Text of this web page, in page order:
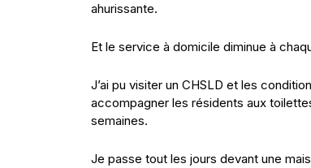
ahurissante.
Et le service à domicile diminue à
J’ai pu visiter un CHSLD et les
accompagner les résidents aux
semaines.
Je passe tout les jours devant une